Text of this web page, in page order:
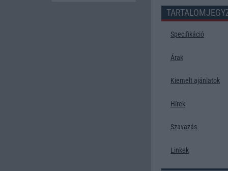
Specifikáció
Árak
Kiemelt ajánlatok
Hírek
Szavazás
Linkek